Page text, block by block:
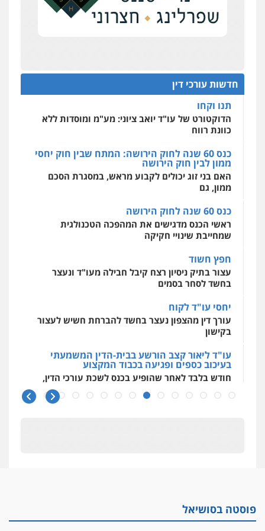
אחסון אתרים
מקצועיים לעורכי דין
מרכז התחלה חדשה
אסירים עבירות מין שירותים מקצועיים
לעורכי דין
חדשות עורכי דין
על סדר היום
כנס תביעות ייצוגיות: הדילמה בין זכויות צרכנים
להגנה על עסקים קטנים
תנו וקחו
הדוקטורט של עו"ד יואב ציוני: מע"מ ומוסדות ללא
כוונת רווח
כנס 60 שנה לחוק הירושה: המתח שבין חוק יחסי
ממון לבין חוק הירושה
האם בני זוג יכולים לקבוע מראש, במסגרת הסכם
ממון, גם
כנס 60 שנה לחוק הירושה
ראשי הכנס מדגישים את המהפכה הטכנולגית
שמחייבת שינויי חקיקה
חפץ חשוד
עצור בתיק ניסיון רצח קיבל חבילה מעו"ד ונעצר
בחשד לסחר בסמים
יחסי עו"ד לקוח
עורך דין מהצפון נעצר בחשד להברחת חשיש לעצור
בקישון
עו"ד ליאור קצב הורשע בבית-הדין המשמעתי
בעיכוב כספים ופגיעה בכבוד המקצוע
חודש בלבד לאחר שהופיע בכנס לשכת עורכי הדין,
קצב הורשע
אלה המינויים
הוועדה לבחירת שופטים בחרה 26 שופטים ורשמים
פוסטה בסושיאל